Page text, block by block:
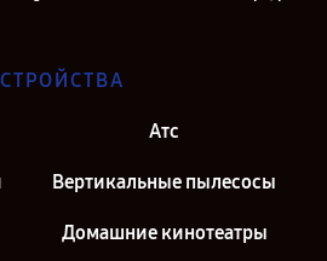
Атс
Вертикальные пылесосы
Домашние кинотеатры